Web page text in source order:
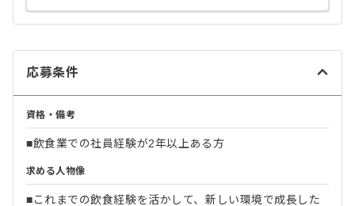
応募条件
資格・備考
■飲食業での社員経験が2年以上ある方
求める人物像
■これまでの飲食経験を活かして、新しい環境で成長した